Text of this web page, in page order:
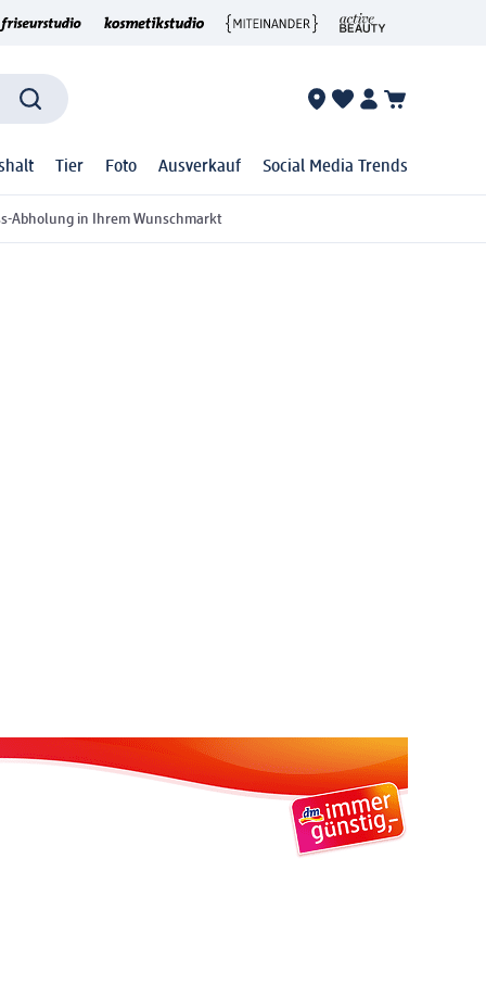
Tier Foto Ausverkauf Social Media Trends
Abholung in Ihrem Wunschmarkt